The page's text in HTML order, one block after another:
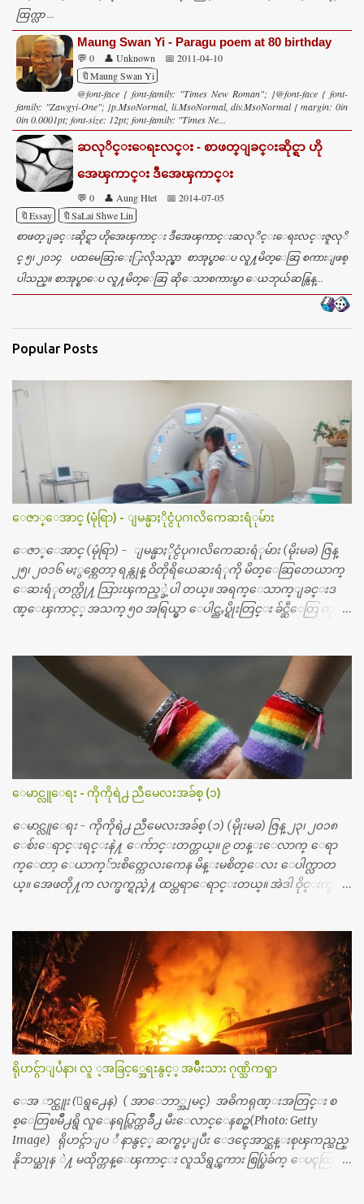
ထြက္လာ ...
Maung Swan Yi - Paragu poem at 80 birthday
💬 0 👤 Unknown
📅 2011-04-10
🔖Maung Swan Yi
@font-face { font-family: "Times New Roman"; }@font-face { font-
family: "Zawgyi-One"; }p.MsoNormal, li.MsoNormal, div.MsoNormal { margin: 0in
0in 0.0001pt; font-size: 12pt; font-family: "Times Ne...
ဆလုိင္းေရႊလင္း - စာဖတ္ျခင္းဆိုင္ရာ ဟို
အေၾကာင္း ဒီအေၾကာင္း
💬 0 👤 Aung Htet
📅 2014-07-05
🔖Essay
🔖SaLai Shwe Lin
စာဖတ္ျခင္းဆိုင္ရာ ဟိုအေၾကာင္း ဒီအေၾကာင္းဆလုိင္းေရႊလင္းဇူလုိ
င္ ၅၊ ၂၀၁၄ ပထမေဆြးေႏြးလိုသည္မွာ စာအုပ္စာေပ လူ႔မိတ္ေဆြ စကားျဖစ္
ပါသည္။ စာအုပ္စာေပ လူ႔မိတ္ေဆြ ဆိုေသာစကားမွာ ေယဘုယ်ဆန္လြန္...
Popular Posts
ေဇာ္ေအာင္ (မုံရြာ) - ျမန္မာႏိုင္ငံပုဂၢလိကေဆးရံုမ်ား
ေဇာ္ေအာင္ (မုံရြာ) - ျမန္မာႏိုင္ငံပုဂၢလိကေဆးရံုမ်ား (မိုးမခ) ဇြန္
၂၅၊ ၂၀၁၆ မႏွစ္ကေတာ့ ရန္ကုန္ ဝိတိုရိယေဆးရံုကို မိတ္ေဆြတေယာက္
ေဆးရံုတက္လို႔ သြားၾကည့္ခဲ့ပါ တယ္။ အရက္ေသာက္ျခင္းဒ
ဏ္ေၾကာင့္ အသက္ ၅၀ အရြယ္မွာ ေပါင္ညႇပ္ရိုးတြင္း ခ်င္ဆီေတြ ကုန္ခ
စၿပီး၊ အာရွေတာ္ဝင္ခြဲစိတ္ခန္းကို ငွားရမ္းခြဲစိတ္ အရိုးအစားထိုးကုပါတ
ယ္။ ေဆးစစ္၊ေဆးဝယ္၊ ခြဲစိတ္ကု၊ အရိုးအစားထိုးပစၥည္း စတဲ့စရိ
တ္ေတြနဲ႔ေဆးရံုမွာ ၂ ပတ္ေနထိုင္စရိတ္ သိန္း ၇၀ ေလာက္ ကုန္သြား
ပါတယ္။ သူငယ္ခ်င္းျဖစ္သူကို လာေတြ႔ရင္း ဟိုတယ္လို သန္႔ရွင္းသ
ပ္ရပ္တဲ့ ဝိတိုရိယေဆးရံုမွာ စီတီစကင္ နဲ႔ အမ္အာအိုင္1 စက္ခန္းကိုေ
တြ႔လို႔ေမးၾကည့္ေတာ့ တခါစမ္းရင္ က်ပ္တသိန္းေက်ာ္ က်သင့္
တယ္သိရပါတယ္။ တခါတေလ ကိုယ္လက္ေျခ၊ ဦးေႏွာက္ေတြ အေသး
စိတ္ၾကည့္လိုရင္ ဒီစက္ၾကီးေတြနဲ႔ စမ္းသပ္ရပါတယ္။ ခႏၱာကိုယ္အစိတ္ပို
င္း ကလီစာေတြကိုၾကည့္ရႈတဲ့ အာလထရာေဆာင္း2 စက္ေတြ
ကေတာ့ ေစ်းသိပ္မႀကီးလို႔ ျမန္မာျပည္ေဆးရံုတိုင္းရွိပါတယ္။
တစ္ခါစမ္းရင္ က်ပ္တစ္ေသာင္းေလာက္ က်သင့္ပါတယ္။ စာေရးသူ လြ
န္ခဲ့တဲ့ (၂)...
ေမာင္လူေရး - ကိုကိုရဲ႕ ညီမေလးအခ်စ္ (၁)
ေမာင္လူေရး - ကိုကိုရဲ႕ ညီမေလးအခ်စ္ (၁) (မိုုးမခ) ဇြန္ ၂၃၊ ၂၀၁၈
ေစ်းေရာင္းရင္းနဲ႔ ေက်ာင္းတက္တယ္။ ၉ တန္းေလာက္ ေရာ
က္ေတာ့ ေယာက္်ားစိတ္ကေလးကေန မိန္းမစိတ္ေလး ေပါက္လာတ
ယ္။ အေဖတို႔က လက္ဖက္ရည္နဲ႔ ထပ္တရာေရာင္းတယ္။ အဲဒါ ဝိုင္းကူ
တယ္။ ပန္းပန္တယ္။ မိန္းကေလး အဝတ္အစားေတြကိုလည္း ခုိးဝတ္တ
ယ္။ မိန္းမစိတ္ရွိေတာ့ ရွိေပမယ့္ ကိုယ့္ကိုယ္ကို မိန္းမစိတ္ေပါက္မွန္း
သိတာက ၉ တန္း၊ ၁၀ တန္းေလာက္ကမွ။ ညီအစ္ကို ေမာင္နွမ အားလံုး ၆
ေယာက္ရွိတယ္။ အစ္ကို ၃ ေယာက္၊ အစ္မ ႏွစ္ေယာက္။ အစ္ကိုေတြက
လည္း သူ႔ အေပါင္းအသင္းနဲ႔ သူဆိုေတာ့ အမေတြနဲ႔ဘဲ ေပါ
င္းတယ္။ ျပီးေတာ့ အေဖကလည္း ေယာက္်ားဆုိ ေယာ
က္်ားေလးလုိဘဲ ေနေစခ်င္တယ္။ အေဖ့ကို ေၾကာက္လည္း ေၾကာ
က္ရတယ္။ ေယာက္်ားဘဝဆုိတာ ျမင့္ျမတ္တယ္ေပါ့။ ေယာ
က္်ားေလး စိတ္လည္း ရွိေအာင္ ဘာသာေရးလည္း လုိက္စားေအာင္
တန္ခူးလဆုိ တစ္လလံုး ကိုရင္ ဝတ္ခုိင္းတယ္။ ေက်ာင္းမွာဆုိရင္ ေ
ယာက္်ားေလးေတြက ကိုယ့္ကို ဘာပဲျဖစ္ျဖစ္ မၾကားတၾကား စ
ရင္စတယ္။ အေျခာက္ ဘာညာေပါ့၊ အာ့့လုိေလးေတြ စတာေပါ့။
ရိုဟင္ဂ်ာျပႆနာ၊ လူ ့အခြင့္အေရးနွင့္ အမ်ိဳးသား ဂုဏ္သိကၡာ
ေအ ာင္ထူး (ေရွ႕ေန) ( အာေဘာ္အျမင္) အဓိကရုဏ္းအတြင္း စ
စ္ေတြၿမိဳ႕ရွိ လူေနရပ္ကြက္တခ်ိဳ႕ မီးေလာင္ေနစဥ္(Photo: Getty
Image) ရိုဟင္ဂ်ာျပ ႆ နာနွင့္ ဆက္စပ္ျပီး ေဒၚေအာင္ဆန္းစုၾကည္သည္
နိုဘယ္ဆုန ဲ႔ မထိုက္တန္ေၾကာင္း လူသိရွင္ၾကား စြပ္စြဲခ်က္ ေပၚထြက္လာ